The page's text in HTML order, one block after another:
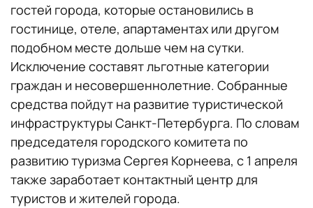
гостей города, которые остановились в
гостинице, отеле, апартаментах или другом
подобном месте дольше чем на сутки.
Исключение составят льготные категории
граждан и несовершеннолетние. Собранные
средства пойдут на развитие туристической
инфраструктуры Санкт-Петербурга. По словам
председателя городского комитета по
развитию туризма Сергея Корнеева, с 1 апреля
также заработает контактный центр для
туристов и жителей города.